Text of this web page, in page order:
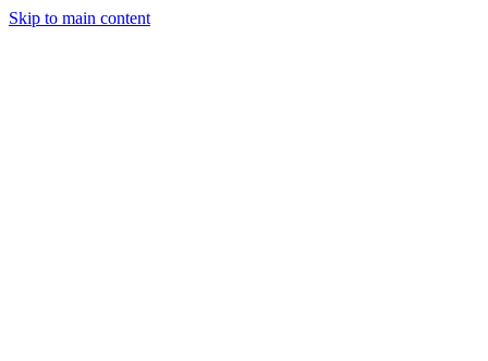
Skip to main content